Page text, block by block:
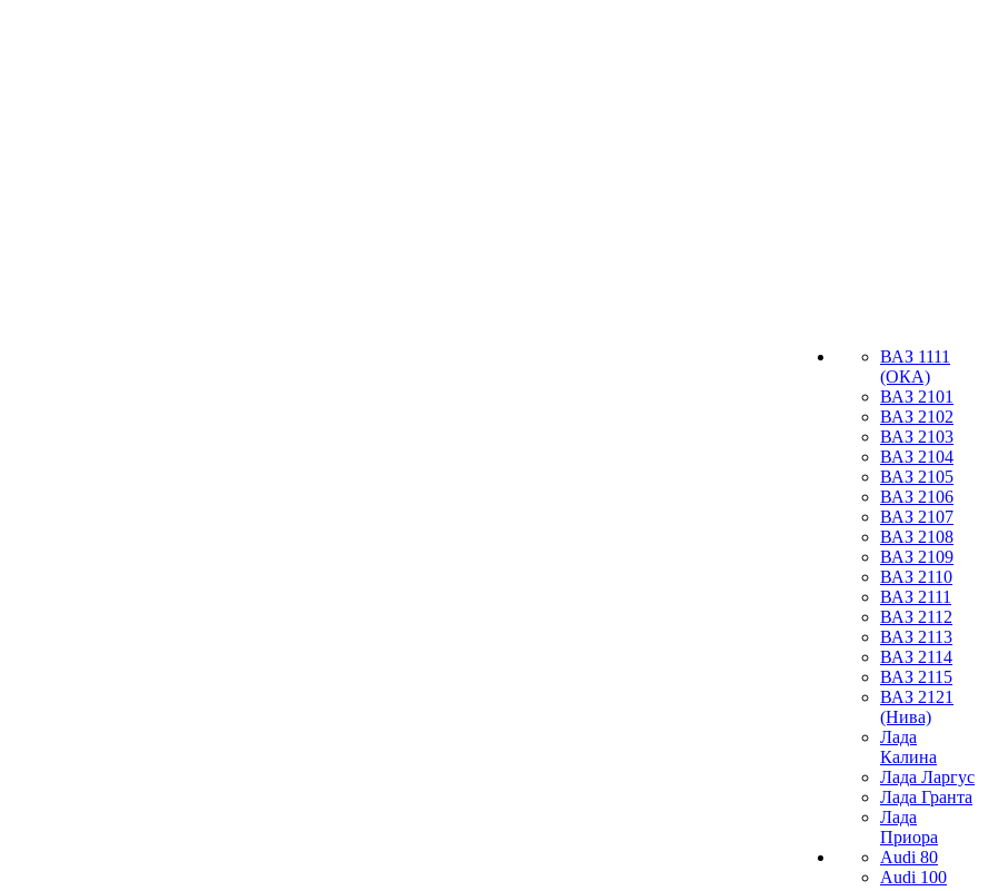
ВАЗ 1111
(ОКА)
ВАЗ 2101
ВАЗ 2102
ВАЗ 2103
ВАЗ 2104
ВАЗ 2105
ВАЗ 2106
ВАЗ 2107
ВАЗ 2108
ВАЗ 2109
ВАЗ 2110
ВАЗ 2111
ВАЗ 2112
ВАЗ 2113
ВАЗ 2114
ВАЗ 2115
ВАЗ 2121
(Нива)
Лада
Калина
Лада Ларгус
Лада Гранта
Лада
Приора
Audi 80
Audi 100